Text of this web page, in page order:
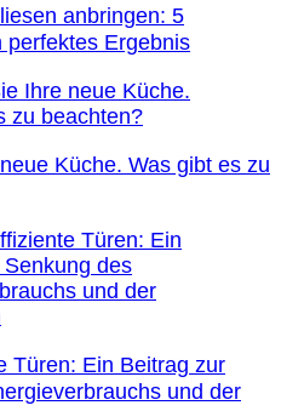
anbringen: 5
perfektes Ergebnis
Küche. Was gibt es zu
Türen: Ein Beitrag zur
und der